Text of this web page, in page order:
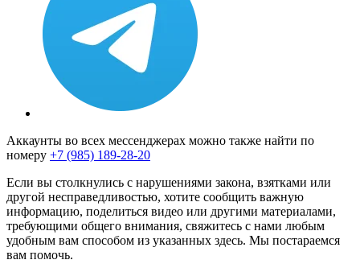
Аккаунты во всех мессенджерах можно также найти по
номеру +7 (985) 189-28-20
Если вы столкнулись с нарушениями закона, взятками или
другой несправедливостью, хотите сообщить важную
информацию, поделиться видео или другими материалами,
требующими общего внимания, свяжитесь с нами любым
удобным вам способом из указанных здесь. Мы постараемся
вам помочь.